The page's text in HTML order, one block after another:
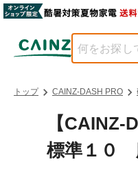
トップ CAINZ-DASH PRO
【
標準１０